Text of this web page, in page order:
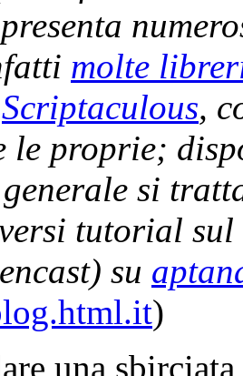
molte
Scriptaculous,
le proprie;
si
tutorial sul
su
)
una